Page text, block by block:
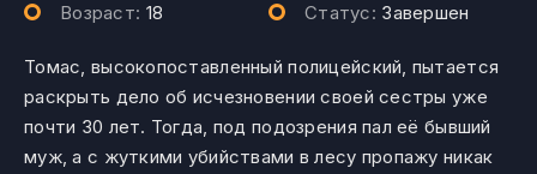
Возраст: 18 Статус: Завершен
Томас, высокопоставленный полицейский, пытается
раскрыть дело об исчезновении своей сестры уже
почти 30 лет. Тогда, под подозрения пал её бывший
муж, а с жуткими убийствами в лесу пропажу никак